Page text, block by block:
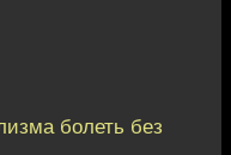
болеть без